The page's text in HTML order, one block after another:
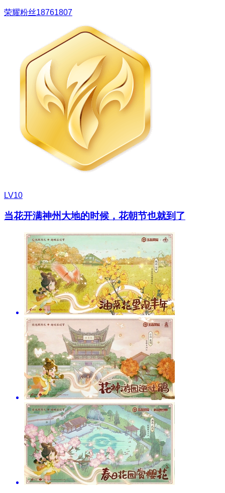
荣耀粉丝18761807
LV10
当花开满神州大地的时候，花朝节也就到了